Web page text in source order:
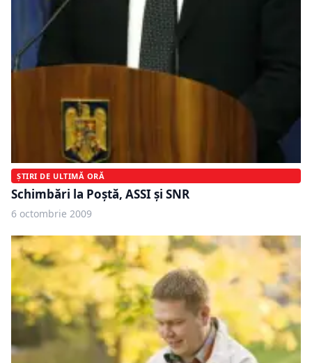
ȘTIRI DE ULTIMĂ ORĂ
Schimbări la Poştă, ASSI şi SNR
6 octombrie 2009